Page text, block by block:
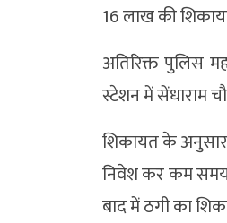
16 लाख की
अतिरिक्त पुलिस
स्टेशन में सेंधाराम
शिकायत के अनुसार,
निवेश कर कम समय
बाद में ठगी का